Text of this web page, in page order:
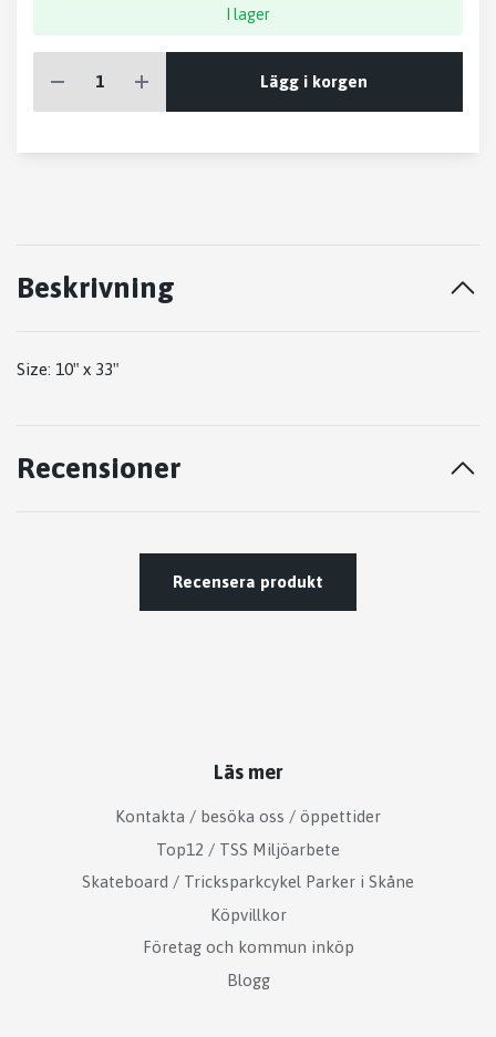
I lager
Lägg i korgen
Beskrivning
Size: 10″ x 33″
Recensioner
Recensera produkt
Läs mer
Kontakta / besöka oss / öppettider
Top12 / TSS Miljöarbete
Skateboard / Tricksparkcykel Parker i Skåne
Köpvillkor
Företag och kommun inköp
Blogg